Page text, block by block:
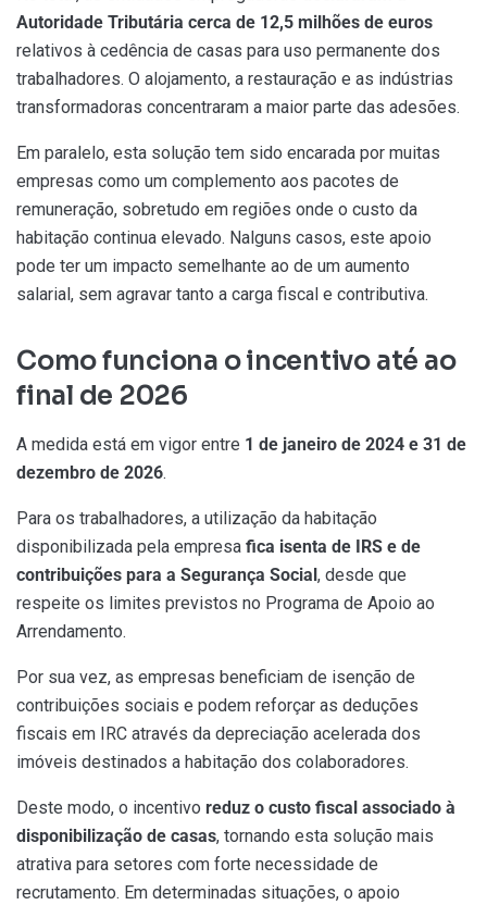
Autoridade Tributária cerca de 12,5 milhões de euros
relativos à cedência de casas para uso permanente dos
trabalhadores. O alojamento, a restauração e as indústrias
transformadoras concentraram a maior parte das adesões.
Em paralelo, esta solução tem sido encarada por muitas
empresas como um complemento aos pacotes de
remuneração, sobretudo em regiões onde o custo da
habitação continua elevado. Nalguns casos, este apoio
pode ter um impacto semelhante ao de um aumento
salarial, sem agravar tanto a carga fiscal e contributiva.
Como funciona o incentivo até ao
final de 2026
A medida está em vigor entre 1 de janeiro de 2024 e 31 de
dezembro de 2026.
Para os trabalhadores, a utilização da habitação
disponibilizada pela empresa fica isenta de IRS e de
contribuições para a Segurança Social , desde que
respeite os limites previstos no Programa de Apoio ao
Arrendamento.
Por sua vez, as empresas beneficiam de isenção de
contribuições sociais e podem reforçar as deduções
fiscais em IRC através da depreciação acelerada dos
imóveis destinados a habitação dos colaboradores.
Deste modo, o incentivo reduz o custo fiscal associado à
disponibilização de casas, tornando esta solução mais
atrativa para setores com forte necessidade de
recrutamento. Em determinadas situações, o apoio